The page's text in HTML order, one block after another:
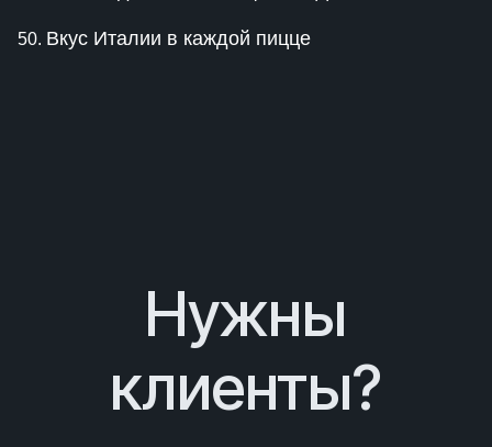
Вкус Италии в каждой пицце
Нужны
клиенты?